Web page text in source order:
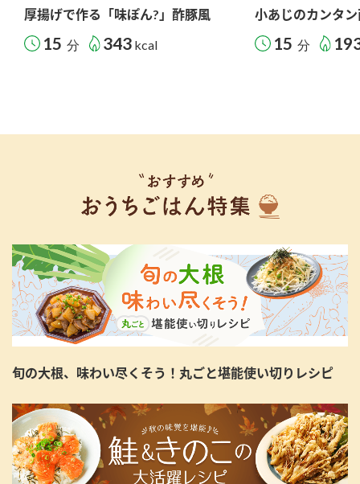
厚揚げで作る「味ぽん?」酢豚風
15 分 343 kcal
小あじのカンタ
15 分
旬の大根、味わい尽くそう！丸ごと堪能使い切りレシピ